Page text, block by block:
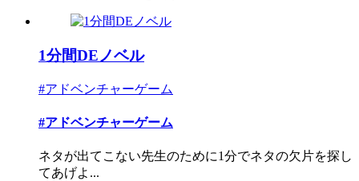
1分間DEノベル
#アドベンチャーゲーム
#アドベンチャーゲーム
ネタが出てこない先生のために1分でネタの欠片を探し
てあげよ...